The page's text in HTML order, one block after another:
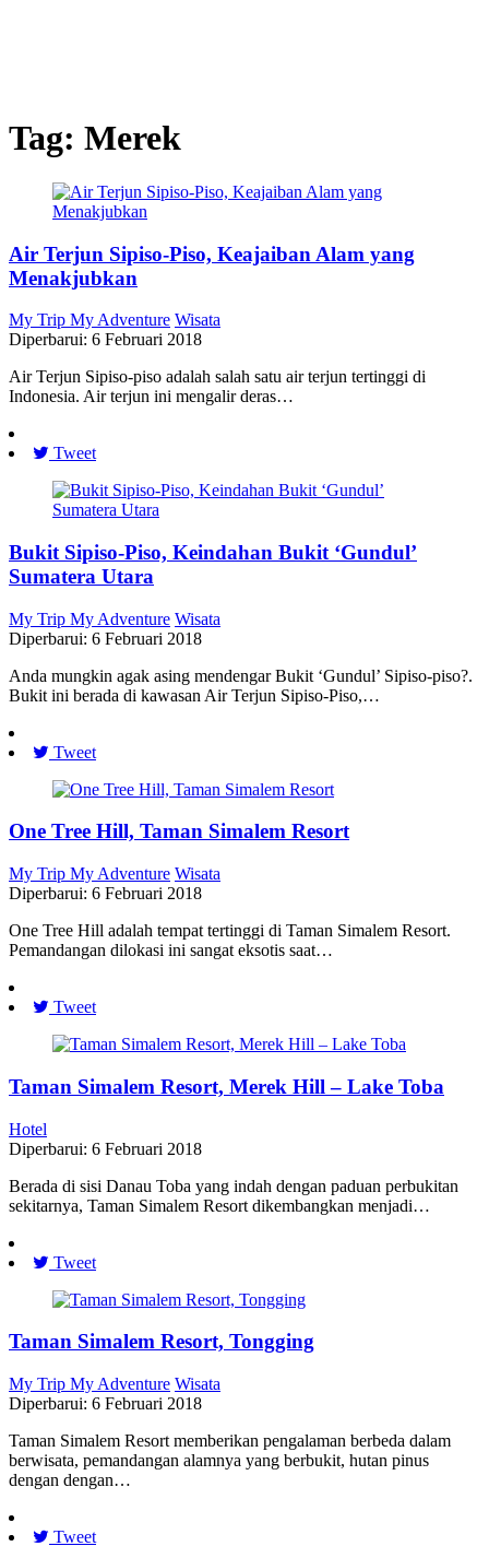
Tag: Merek
Air Terjun Sipiso-Piso, Keajaiban Alam yang
Menakjubkan
My Trip My Adventure Wisata
Diperbarui: 6 Februari 2018
Air Terjun Sipiso-piso adalah salah satu air terjun tertinggi di
Indonesia. Air terjun ini mengalir deras…
Tweet
Bukit Sipiso-Piso, Keindahan Bukit ‘Gundul’
Sumatera Utara
My Trip My Adventure Wisata
Diperbarui: 6 Februari 2018
Anda mungkin agak asing mendengar Bukit ‘Gundul’ Sipiso-piso?.
Bukit ini berada di kawasan Air Terjun Sipiso-Piso,…
Tweet
One Tree Hill, Taman Simalem Resort
My Trip My Adventure Wisata
Diperbarui: 6 Februari 2018
One Tree Hill adalah tempat tertinggi di Taman Simalem Resort.
Pemandangan dilokasi ini sangat eksotis saat…
Tweet
Taman Simalem Resort, Merek Hill – Lake Toba
Hotel
Diperbarui: 6 Februari 2018
Berada di sisi Danau Toba yang indah dengan paduan perbukitan
sekitarnya, Taman Simalem Resort dikembangkan menjadi…
Tweet
Taman Simalem Resort, Tongging
My Trip My Adventure Wisata
Diperbarui: 6 Februari 2018
Taman Simalem Resort memberikan pengalaman berbeda dalam
berwisata, pemandangan alamnya yang berbukit, hutan pinus
dengan dengan…
Tweet